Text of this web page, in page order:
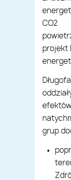
CO2
projekt
grup